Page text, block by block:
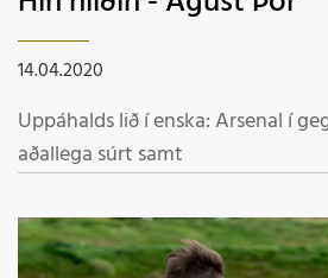
14.04.2020
Uppáhalds lið í enska: Arsenal í
aðallega súrt samt